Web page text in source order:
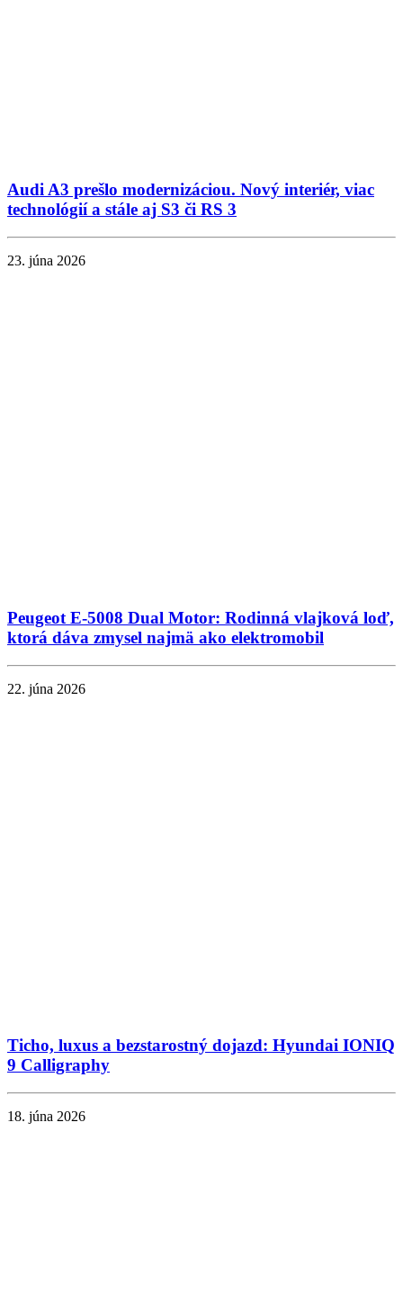
Audi A3 prešlo modernizáciou. Nový interiér, viac
technológií a stále aj S3 či RS 3
23. júna 2026
Peugeot E-5008 Dual Motor: Rodinná vlajková loď,
ktorá dáva zmysel najmä ako elektromobil
22. júna 2026
Ticho, luxus a bezstarostný dojazd: Hyundai IONIQ
9 Calligraphy
18. júna 2026